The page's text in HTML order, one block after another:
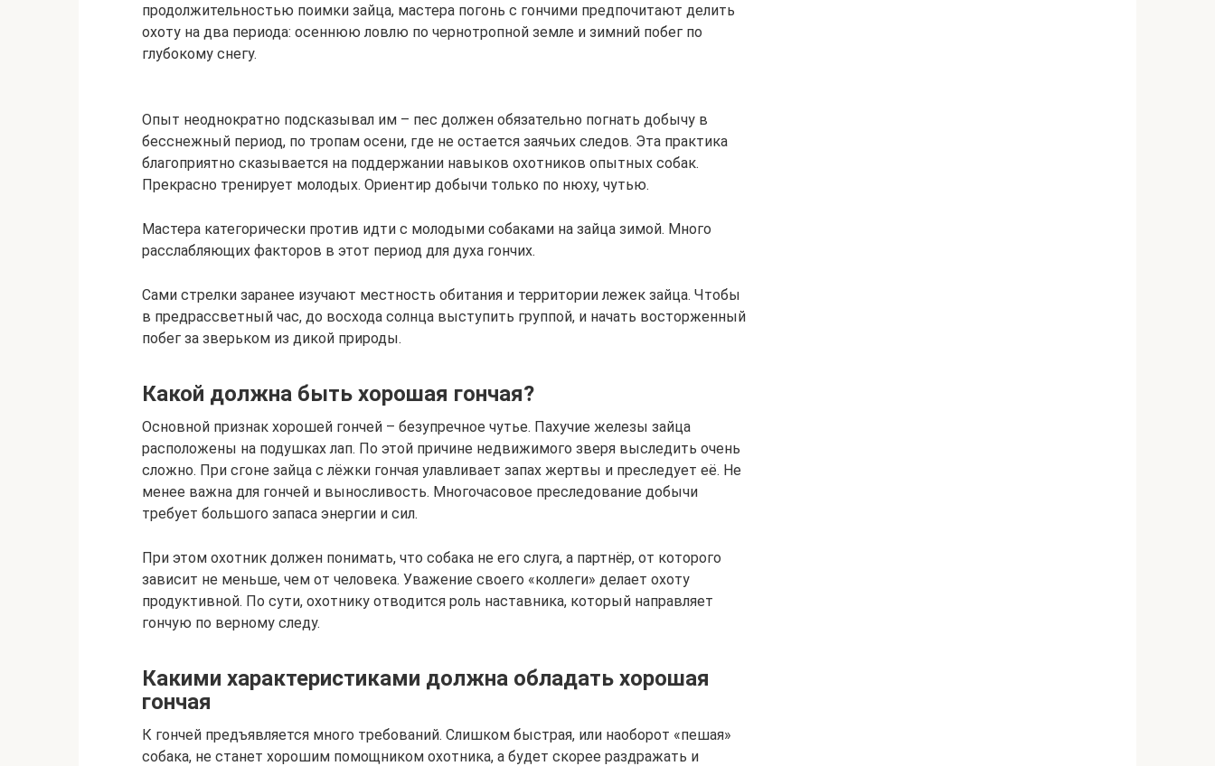
продолжительностью поимки зайца, мастера погонь с гончими предпочитают делить
охоту на два периода: осеннюю ловлю по чернотропной земле и зимний побег по
глубокому снегу.
Опыт неоднократно подсказывал им – пес должен обязательно погнать добычу в
бесснежный период, по тропам осени, где не остается заячьих следов. Эта практика
благоприятно сказывается на поддержании навыков охотников опытных собак.
Прекрасно тренирует молодых. Ориентир добычи только по нюху, чутью.
Мастера категорически против идти с молодыми собаками на зайца зимой. Много
расслабляющих факторов в этот период для духа гончих.
Сами стрелки заранее изучают местность обитания и территории лежек зайца. Чтобы
в предрассветный час, до восхода солнца выступить группой, и начать восторженный
побег за зверьком из дикой природы.
Какой должна быть хорошая гончая?
Основной признак хорошей гончей – безупречное чутье. Пахучие железы зайца
расположены на подушках лап. По этой причине недвижимого зверя выследить очень
сложно. При сгоне зайца с лёжки гончая улавливает запах жертвы и преследует её. Не
менее важна для гончей и выносливость. Многочасовое преследование добычи
требует большого запаса энергии и сил.
При этом охотник должен понимать, что собака не его слуга, а партнёр, от которого
зависит не меньше, чем от человека. Уважение своего «коллеги» делает охоту
продуктивной. По сути, охотнику отводится роль наставника, который направляет
гончую по верному следу.
Какими характеристиками должна обладать хорошая
гончая
К гончей предъявляется много требований. Слишком быстрая, или наоборот «пешая»
собака, не станет хорошим помощником охотника, а будет скорее раздражать и